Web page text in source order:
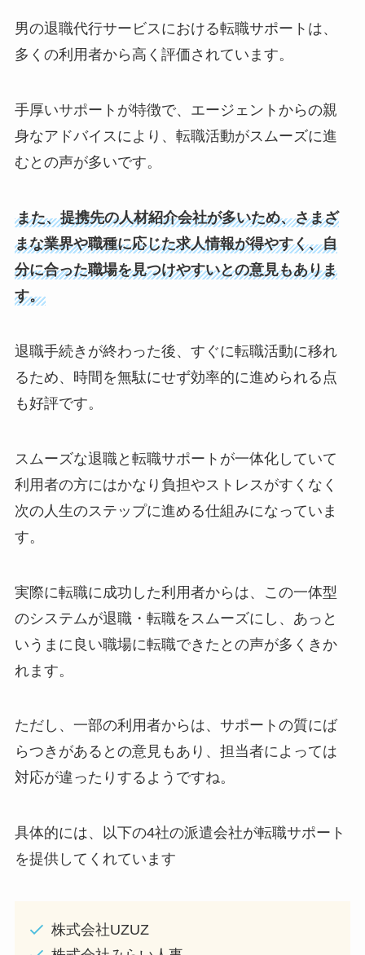
男の退職代行サービスにおける転職サポートは、
多くの利用者から高く評価されています。
手厚いサポートが特徴で、エージェントからの親
身なアドバイスにより、転職活動がスムーズに進
むとの声が多いです。
また、提携先の人材紹介会社が多いため、さまざ
まな業界や職種に応じた求人情報が得やすく、自
分に合った職場を見つけやすいとの意見もありま
す。
退職手続きが終わった後、すぐに転職活動に移れ
るため、時間を無駄にせず効率的に進められる点
も好評です。
スムーズな退職と転職サポートが一体化していて
利用者の方にはかなり負担やストレスがすくなく
次の人生のステップに進める仕組みになっていま
す。
実際に転職に成功した利用者からは、この一体型
のシステムが退職・転職をスムーズにし、あっと
いうまに良い職場に転職できたとの声が多くきか
れます。
ただし、一部の利用者からは、サポートの質にば
らつきがあるとの意見もあり、担当者によっては
対応が違ったりするようですね。
具体的には、以下の4社の派遣会社が転職サポート
を提供してくれています
株式会社UZUZ